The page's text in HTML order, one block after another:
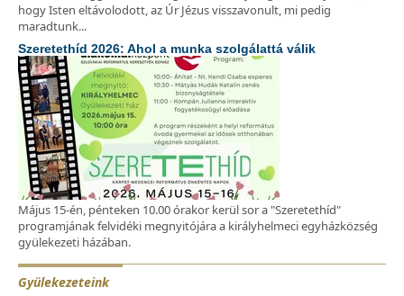
hogy Isten eltávolodott, az Úr Jézus visszavonult, mi pedig
maradtunk...
Szeretethíd 2026: Ahol a munka szolgálattá válik
Május 15-én, pénteken 10.00 órakor kerül sor a "Szeretethíd"
programjának felvidéki megnyitójára a királyhelmeci egyházközség
gyülekezeti házában.
Gyülekezeteink